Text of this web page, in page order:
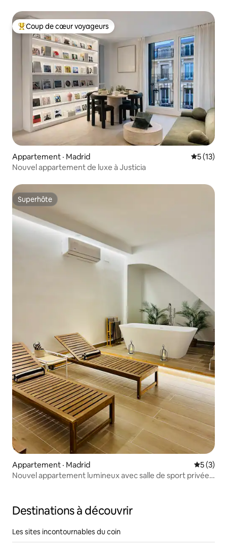
Coup de cœur voyageurs parmi les plus aimés
Coup de cœur voyageurs
Appartement · Madrid Note
5 (13)
Nouvel appartement de luxe à Justicia
Superhôte
Superhôte
Appartement · Madrid Note
5 (3)
Nouvel appartement lumineux avec salle de sport privée
Destinations à découvrir
Les sites incontournables du coin